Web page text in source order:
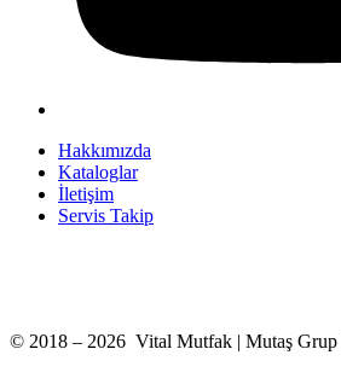
Hakkımızda
Kataloglar
İletişim
Servis Takip
© 2018 – 2026 Vital Mutfak | Mutaş Grup